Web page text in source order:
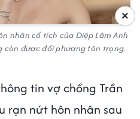
nhân cổ tích của Diệp Lâm Anh
còn được đối phương tôn trọng.
tin vợ chồng Trần
rạn nứt hôn nhân sau
×